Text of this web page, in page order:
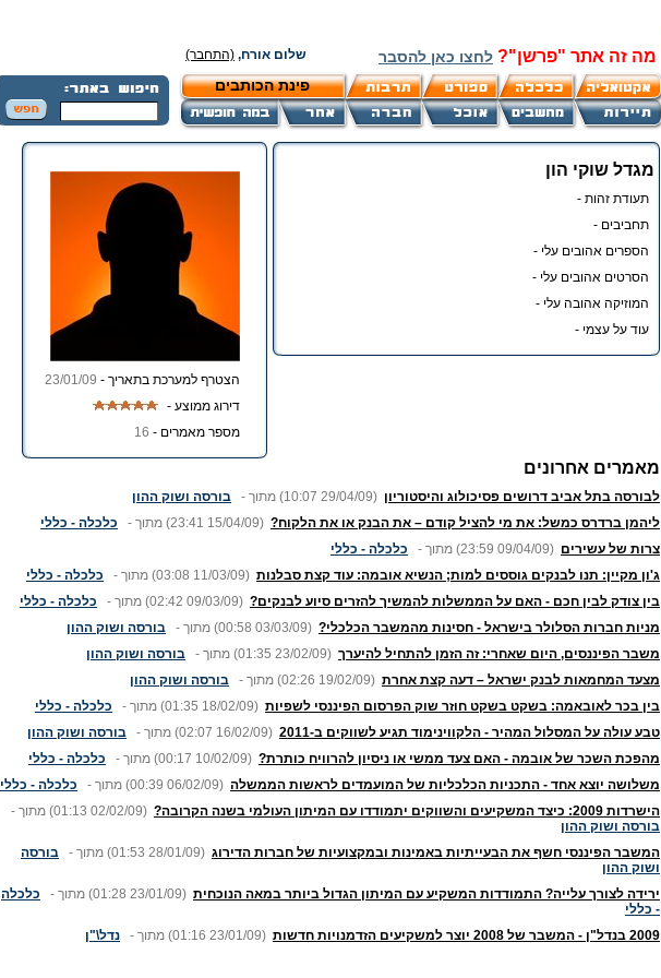
מה זה אתר "פרשן"? לחצו כאן להסבר שלום אורח, (התחבר)
פינת הכותבים
מגדל שוקי הון
תעודת זהות -
תחביבים -
הספרים אהובים עלי -
הסרטים אהובים עלי -
המוזיקה אהובה עלי -
עוד על עצמי -
הצטרף למערכת בתאריך - 23/01/09
דירוג ממוצע -
מספר מאמרים - 16
מאמרים אחרונים
לבורסה בתל אביב דרושים פסיכולוג והיסטוריון (10:07 29/04/09) מתוך -
בורסה ושוק ההון
ליהמן ברדרס כמשל: את מי להציל קודם – את הבנק או את הלקוח? (23:41 15/04/09) מתוך -
כלכלה - כללי
צרות של עשירים (23:59 09/04/09) מתוך -
כלכלה - כללי
ג'ון מקיין: תנו לבנקים גוססים למות; הנשיא אובמה: עוד קצת סבלנות (03:08 11/03/09) מתוך -
כלכלה - כללי
בין צודק לבין חכם - האם על הממשלות להמשיך להזרים סיוע לבנקים? (02:42 09/03/09) מתוך -
כלכלה - כללי
מניות חברות הסלולר בישראל - חסינות מהמשבר הכלכלי? (00:58 03/03/09) מתוך -
בורסה ושוק ההון
משבר הפיננסים, היום שאחרי: זה הזמן להתחיל להיערך (01:35 23/02/09) מתוך -
בורסה ושוק ההון
מצעד המחמאות לבנק ישראל – דעה קצת אחרת (02:26 19/02/09) מתוך -
בורסה ושוק ההון
בין בכר לאובאמה: בשקט בשקט חוזר שוק הפרסום הפיננסי לשפיות (01:35 18/02/09) מתוך -
כלכלה - כללי
טבע עולה על המסלול המהיר - הלקווינימוד תגיע לשווקים ב-2011
(02:07 16/02/09) מתוך -
בורסה ושוק ההון
מהפכת השכר של אובמה - האם צעד ממשי או ניסיון להרוויח כותרת? (00:17 10/02/09) מתוך -
כלכלה - כללי
משלושה יוצא אחד - התכניות הכלכליות של המועמדים לראשות הממשלה (00:39 06/02/09) מתוך -
כלכלה - כללי
הישרדות 2009: כיצד המשקיעים והשווקים יתמודדו עם המיתון העולמי בשנה הקרובה?
(01:13 02/02/09) מתוך -
בורסה ושוק ההון
המשבר הפיננסי חשף את הבעייתיות באמינות ובמקצועיות של חברות הדירוג (01:53 28/01/09) מתוך -
בורסה
ושוק ההון
ירידה לצורך עלייה? התמודדות המשקיע עם המיתון הגדול ביותר במאה הנוכחית (01:28 23/01/09) מתוך -
כלכלה
- כללי
2009 בנדל"ן - המשבר של 2008 יוצר למשקיעים הזדמנויות חדשות
(01:16 23/01/09) מתוך - נדל\"ן